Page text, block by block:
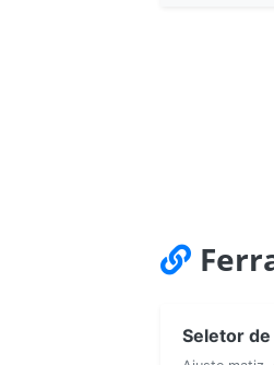
Seletor